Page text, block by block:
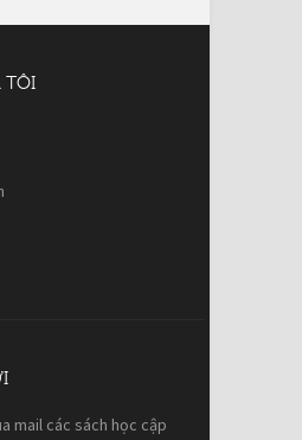
TÔI
mail các sách học cập